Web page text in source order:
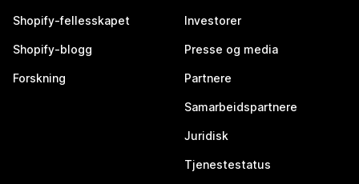
Shopify-fellesskapet
Shopify-blogg
Forskning
Investorer
Presse og media
Partnere
Samarbeidspartnere
Juridisk
Tjenestestatus